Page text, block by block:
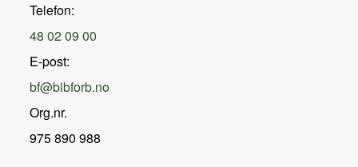
Telefon:
48 02 09 00
E-post:
bf@bibforb.no
Org.nr.
975 890 988